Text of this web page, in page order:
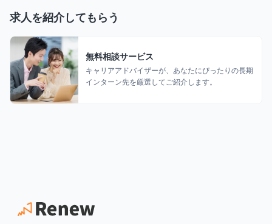
求人を紹介してもらう
無料相談サービス
キャリアアドバイザーが、あなたにぴったりの長期
インターン先を厳選してご紹介します。